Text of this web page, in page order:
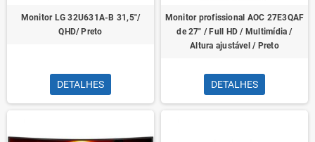
Monitor LG 32U631A-B 31,5"/
QHD/ Preto
DETALHES
Monitor profissional AOC 27E3QAF
de 27" / Full HD / Multimídia /
Altura ajustável / Preto
DETALHES